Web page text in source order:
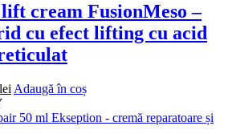
cream FusionMeso –
cu efect lifting cu acid
lei Prețul
este:
Adaugă în coș